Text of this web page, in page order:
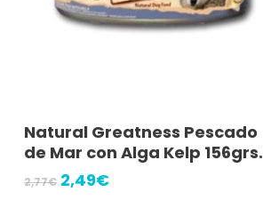
Añadir Al Carrito
Natural Greatness Pescado
de Mar con Alga Kelp 156grs.
2,77€ El
2,49€El